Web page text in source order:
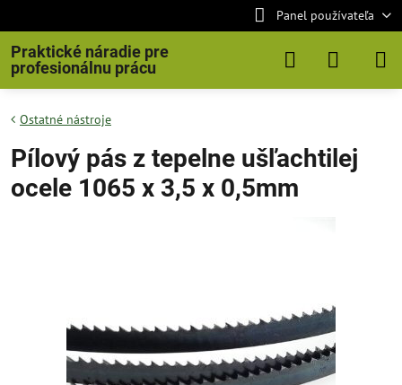
Panel používateľa
Praktické náradie pre
profesionálnu prácu
Ostatné nástroje
Pílový pás z tepelne ušľachtilej
ocele 1065 x 3,5 x 0,5mm